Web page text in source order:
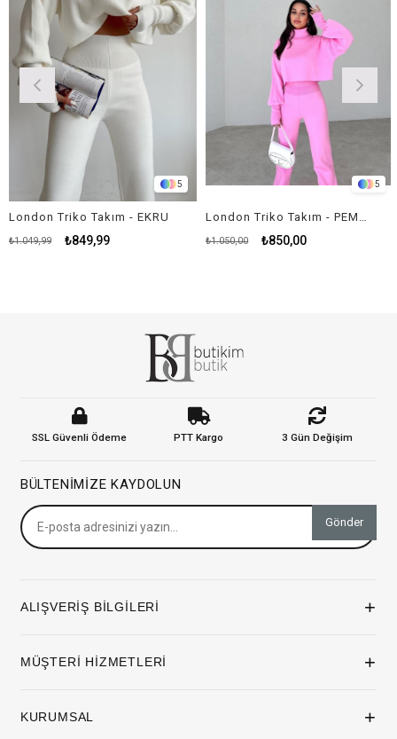
5
London Triko Takım - EKRU
₺849,99
₺1.049,99
5
London Triko Takım - PEMBE
₺850,00
₺1.050,00
SSL Güvenli Ödeme PTT Kargo 3 Gün Değişim
BÜLTENIMIZE KAYDOLUN
Gönder
ALIŞVERİŞ BİLGİLERİ +
MÜŞTERİ HİZMETLERİ +
KURUMSAL +